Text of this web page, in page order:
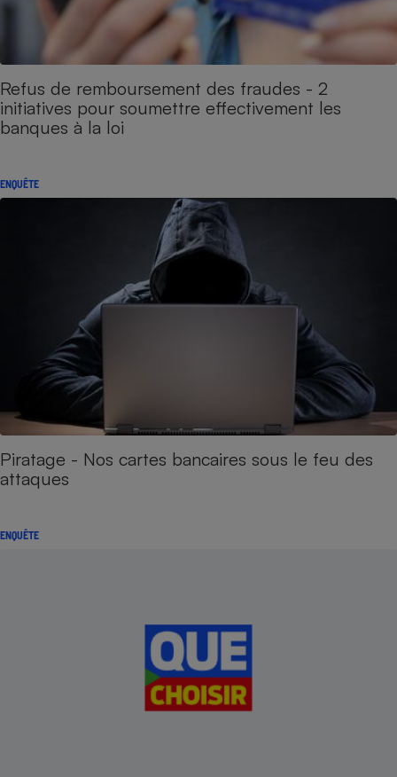
Refus de remboursement des fraudes - 2
initiatives pour soumettre effectivement les
banques à la loi
ENQUÊTE
Piratage - Nos cartes bancaires sous le feu des
attaques
ENQUÊTE